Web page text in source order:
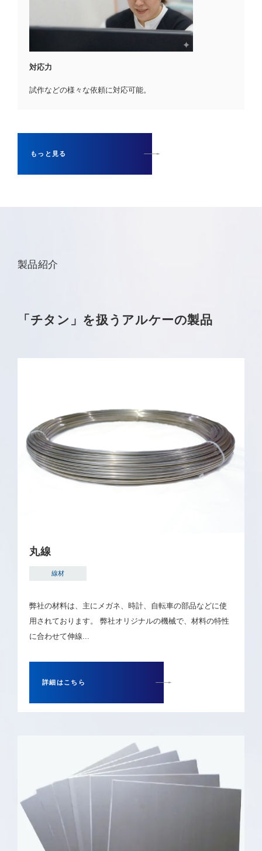
対応力
試作などの様々な依頼に対応可能。
もっと見る
製品紹介
「チタン」を扱うアルケーの製品
丸線
線材
弊社の材料は、主にメガネ、時計、自転車の部品などに使
用されております。 弊社オリジナルの機械で、材料の特性
に合わせて伸線...
詳細はこちら